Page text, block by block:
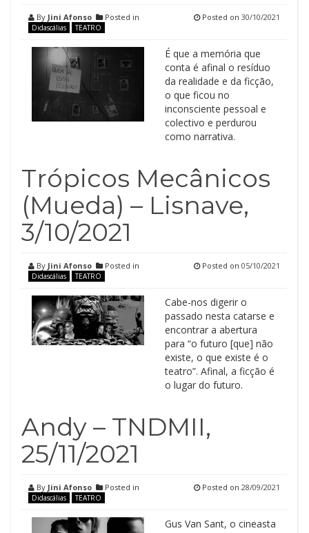
By Jini Afonso Posted in
Didascálias TEATRO
Posted on 30/10/2021
É que a memória que
conta é afinal o resíduo
da realidade e da ficção,
o que ficou no
inconsciente pessoal e
colectivo e perdurou
como narrativa.
Trópicos Mecânicos
(Mueda) – Lisnave,
3/10/2021
By Jini Afonso Posted in
Didascálias TEATRO
Posted on 05/10/2021
Cabe-nos digerir o
passado nesta catarse e
encontrar a abertura
para “o futuro [que] não
existe, o que existe é o
teatro”. Afinal, a ficção é
o lugar do futuro.
Andy – TNDMII,
25/11/2021
By Jini Afonso Posted in
Didascálias TEATRO
Posted on 28/09/2021
Gus Van Sant, o cineasta